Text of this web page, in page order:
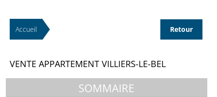
Accueil Retour
VENTE APPARTEMENT VILLIERS-LE-BEL
SOMMAIRE